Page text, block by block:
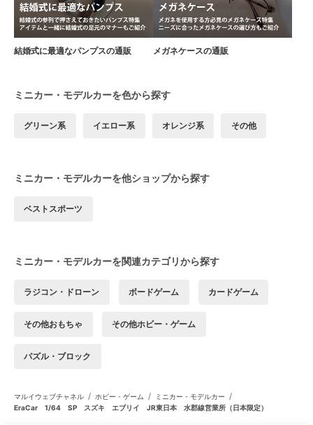
結婚式に最適なパンプスの通販 メガネケースの通販
ミニカー・モデルカーを色から探す
グリーン系 イエロー系 オレンジ系 その他
ミニカー・モデルカーを他ショップから探す
ベストスポーツ
ミニカー・モデルカーを関連カテゴリから探す
ラジコン・ドローン ボードゲーム カードゲーム
その他おもちゃ その他ホビー・ゲーム
パズル・ブロック
マルイウェブチャネル / ホビー・ゲーム / ミニカー・モデルカー /
EraCar 1/64 SP スズキ エブリイ JR東日本 水郡線営業所（日本限定）